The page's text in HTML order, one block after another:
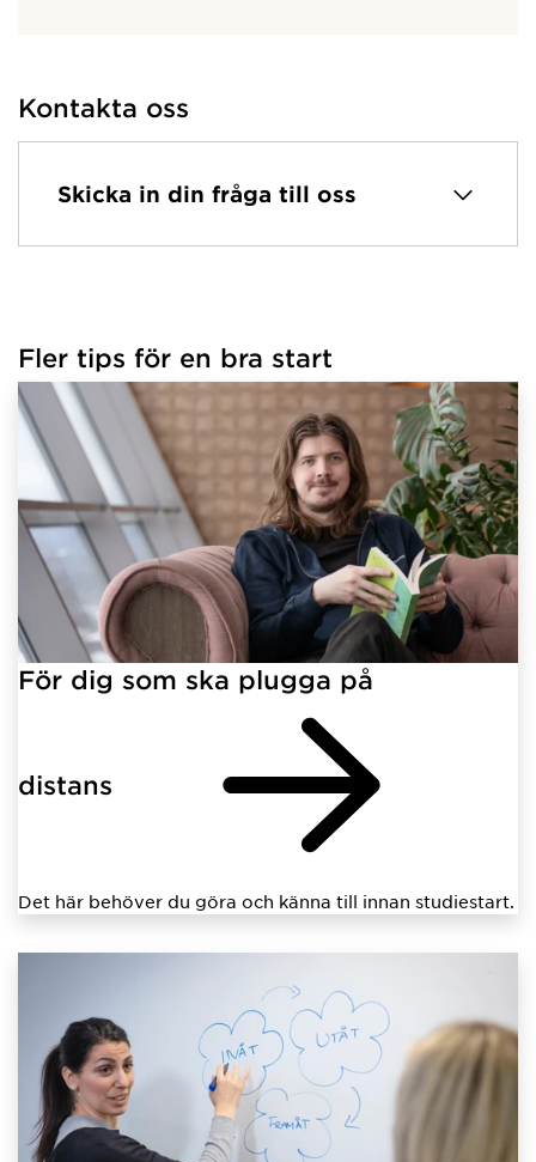
Kontakta oss
Skicka in din fråga till oss
Fler tips för en bra start
För dig som ska plugga på
distans
Det här behöver du göra och känna till innan studiestart.